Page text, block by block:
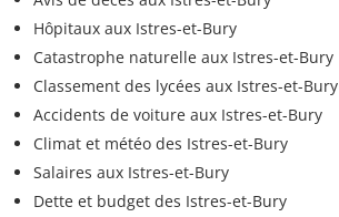
Hôpitaux aux Istres-et-Bury
Catastrophe naturelle aux Istres-et-Bury
Classement des lycées aux Istres-et-Bury
Accidents de voiture aux Istres-et-Bury
Climat et météo des Istres-et-Bury
Salaires aux Istres-et-Bury
Dette et budget des Istres-et-Bury